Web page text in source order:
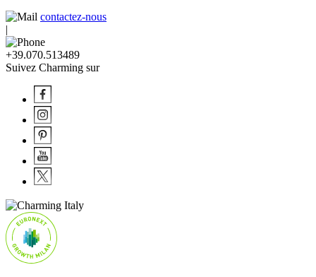
contactez-nous
|
+39.070.513489
Suivez Charming sur